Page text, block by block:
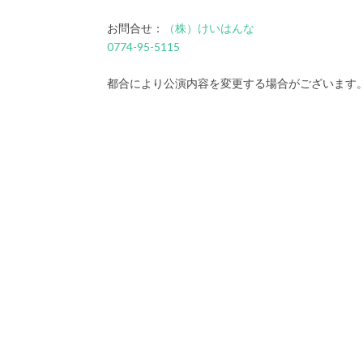
お問合せ：
（株）けいはんな
0774-95-5115
都合により公演内容を変更する場合がございます